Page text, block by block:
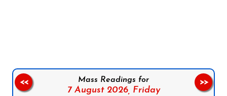
Mass Readings for
7 August 2026, Friday
<< >>